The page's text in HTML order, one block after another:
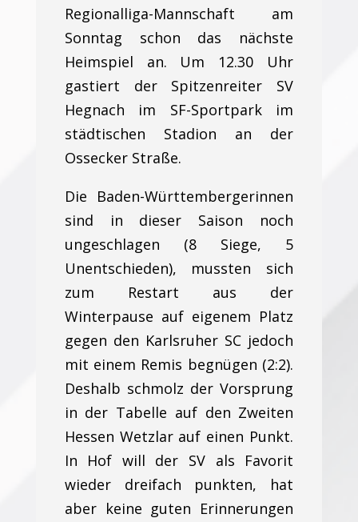
Regionalliga-Mannschaft am
Sonntag schon das nächste
Heimspiel an. Um 12.30 Uhr
gastiert der Spitzenreiter SV
Hegnach im SF-Sportpark im
städtischen Stadion an der
Ossecker Straße.
Die Baden-Württembergerinnen
sind in dieser Saison noch
ungeschlagen (8 Siege, 5
Unentschieden), mussten sich
zum Restart aus der
Winterpause auf eigenem Platz
gegen den Karlsruher SC jedoch
mit einem Remis begnügen (2:2).
Deshalb schmolz der Vorsprung
in der Tabelle auf den Zweiten
Hessen Wetzlar auf einen Punkt.
In Hof will der SV als Favorit
wieder dreifach punkten, hat
aber keine guten Erinnerungen